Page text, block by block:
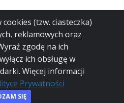
Prywatności Regulamin
(tzw. ciasteczka)
reklamowych oraz
zgodę na ich
ich obsługę w
Więcej informacji
Prywatności
SIĘ